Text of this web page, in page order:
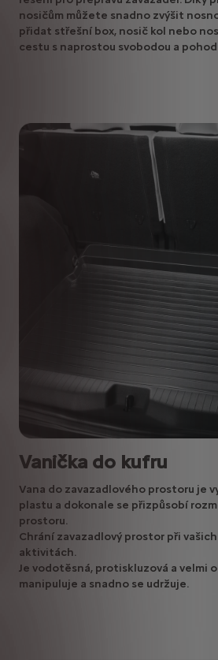
nosičům můžete snadno zvýšit
přidat střešní box, nosič kol nebo
cestu s naprostou svobodou a
Vanička do kufru
Vana do zavazadlového prostoru je
plastu a dokonale se přizpůsobí
prostoru.
Chrání zavazadlový prostor při
aktivitách.
Je vodotěsná, protiskluzová a velmi
manipuluje a snadno se udržuje.